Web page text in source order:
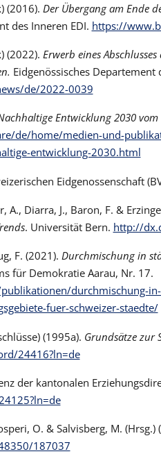
(2016). Der Übergang am Ende
des Inneren EDI. https://
(2022). Erwerb eines
Eidgenössisches Departement
de/2022-0039
Entwicklung 2030 vom
de/home/medien-und-
entwicklung-2030.html
Eidgenossenschaft
A., Diarra, J., Baron, F. &
. Universität Bern. http://
F. (2021). Durchmischung in
für Demokratie Aarau, Nr. 17.
durchmischung-
fuer-schweizer-staedte/
(1995a). Grundsätze zur
24416?ln=de
der kantonalen
O. & Salvisberg, M.
187037